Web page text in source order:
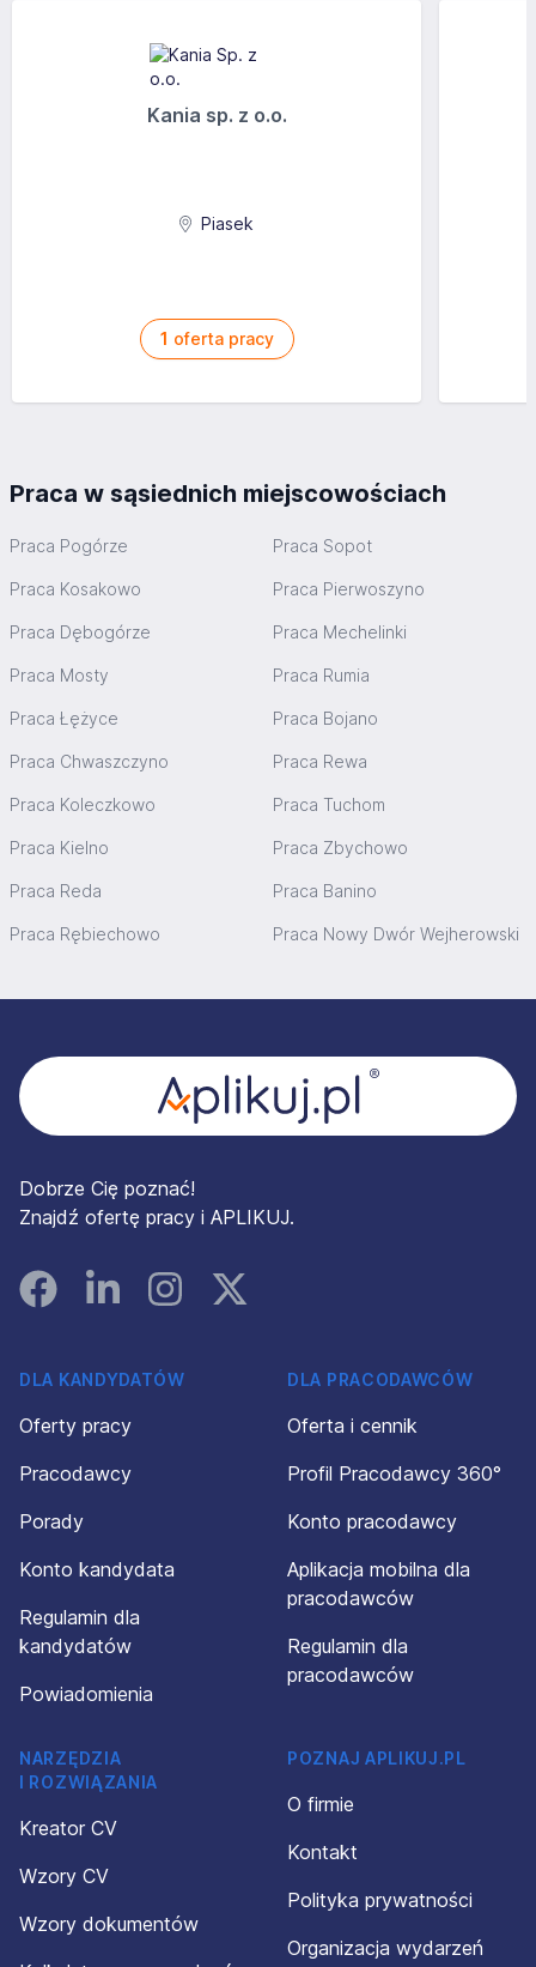
Kania sp. z o.o.
Piasek
1 oferta pracy
Praca w sąsiednich miejscowościach
Praca Pogórze Praca Sopot
Praca Kosakowo Praca Pierwoszyno
Praca Dębogórze Praca Mechelinki
Praca Mosty Praca Rumia
Praca Łężyce Praca Bojano
Praca Chwaszczyno Praca Rewa
Praca Koleczkowo Praca Tuchom
Praca Kielno Praca Zbychowo
Praca Reda Praca Banino
Praca Rębiechowo Praca Nowy Dwór Wejherowski
Dobrze Cię poznać!
Znajdź ofertę pracy i APLIKUJ.
FacebookLinked InInstagramInstagram
DLA KANDYDATÓW
Oferty pracy
Pracodawcy
Porady
Konto kandydata
Regulamin dla
kandydatów
Powiadomienia
DLA PRACODAWCÓW
Oferta i cennik
Profil Pracodawcy 360°
Konto pracodawcy
Aplikacja mobilna dla
pracodawców
Regulamin dla
pracodawców
NARZĘDZIA
I ROZWIĄZANIA
Kreator CV
Wzory CV
Wzory dokumentów
POZNAJ APLIKUJ.PL
O firmie
Kontakt
Polityka prywatności
Organizacja wydarzeń